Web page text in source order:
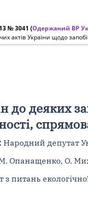
№ 3041 (Одержаний ВР